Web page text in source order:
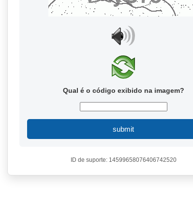
Qual é o código exibido na imagem?
submit
ID de suporte: 14599658076406742520